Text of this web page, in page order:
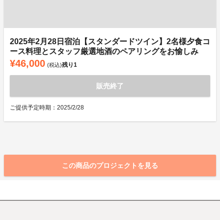
2025年2月28日宿泊【スタンダードツイン】2名様夕食コ
ース料理とスタッフ厳選地酒のペアリングをお愉しみ
¥46,000 (税込)残り1
販売終了
ご提供予定時期：2025/2/28
この商品のプロジェクトを見る